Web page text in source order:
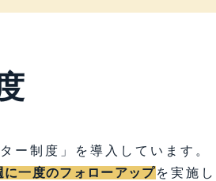
ー制度」を導入しています。
一度のフォローアップを実施し